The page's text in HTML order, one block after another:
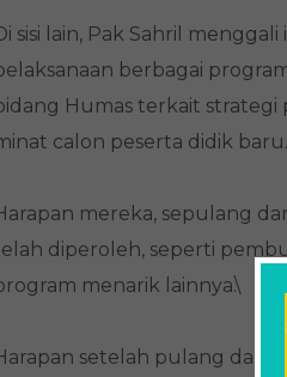
sisi lain, Pak Sahril
berbagai
Humas terkait strategi
calon peserta didik baru.
mereka, sepulang
diperoleh, seperti
menarik lainnya.\
setelah pulang dari